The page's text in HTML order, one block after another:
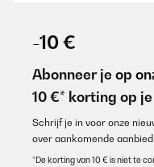
Ausflüge stand.
Amazon-Benutzer
Vertaal
-10 €
Abonneer je op
10 €* korting op
Schrijf je in voor onze
over aankomende
*De korting van 10 € is niet te